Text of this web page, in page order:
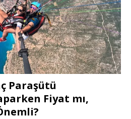
Paraşütü
Fiyat mı,